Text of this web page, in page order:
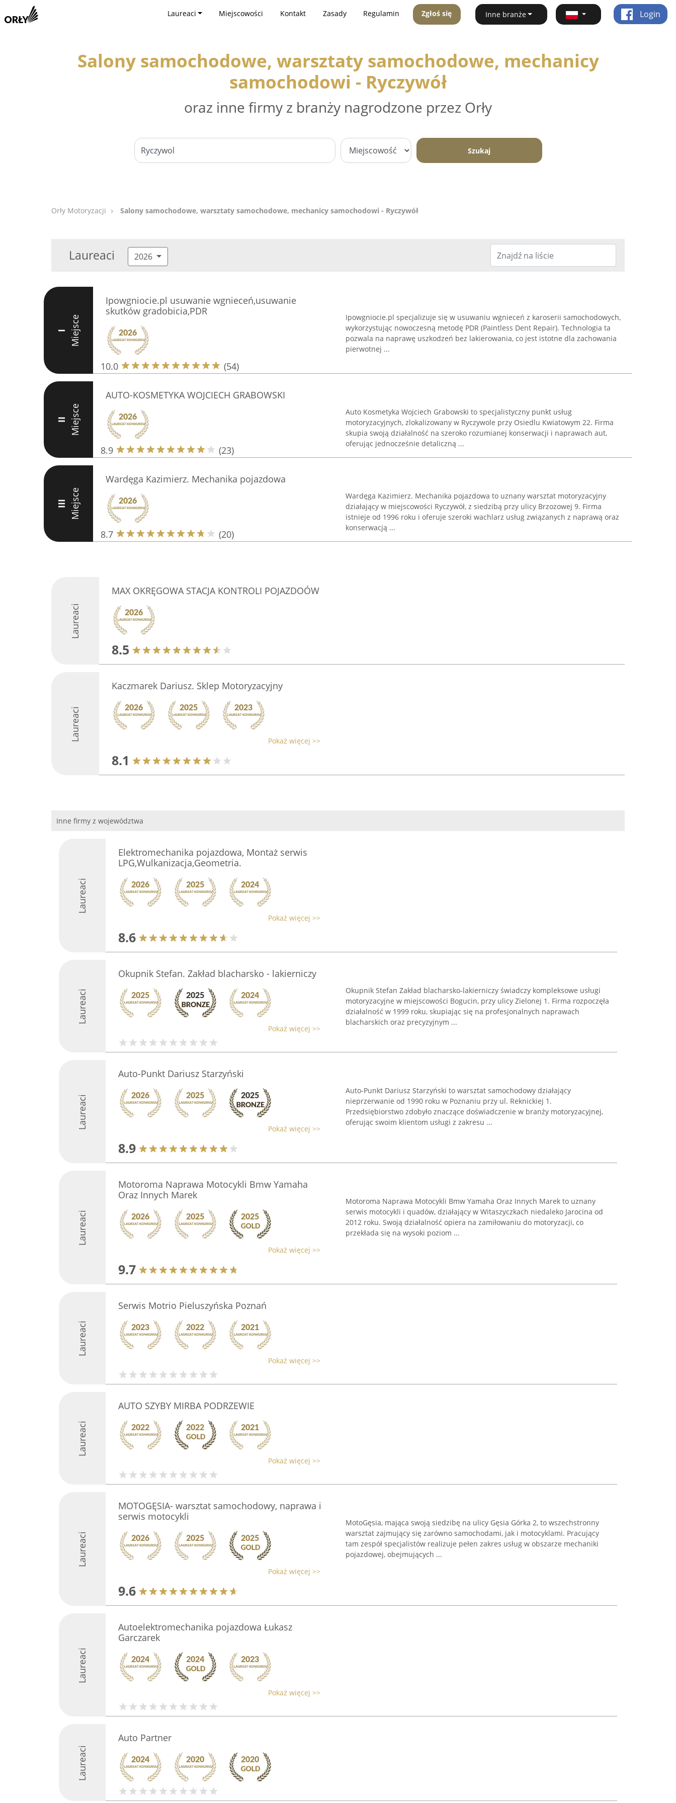
Laureaci Miejscowości Kontakt Zasady Regulamin Zgłoś się Inne branże Login
Salony samochodowe, warsztaty samochodowe, mechanicy
samochodowi - Ryczywół
oraz inne firmy z branży nagrodzone przez Orły
Szukaj
Orły Motoryzacji Salony samochodowe, warsztaty samochodowe, mechanicy samochodowi - Ryczywół
Laureaci 2026
I Miejsce
Ipowgniocie.pl usuwanie wgnieceń,usuwanie
skutków gradobicia,PDR
10.0 (54)
Ipowgniocie.pl specjalizuje się w usuwaniu wgnieceń z karoserii samochodowych,
wykorzystując nowoczesną metodę PDR (Paintless Dent Repair). Technologia ta
pozwala na naprawę uszkodzeń bez lakierowania, co jest istotne dla zachowania
pierwotnej ...
II Miejsce
AUTO-KOSMETYKA WOJCIECH GRABOWSKI
8.9 (23)
Auto Kosmetyka Wojciech Grabowski to specjalistyczny punkt usług
motoryzacyjnych, zlokalizowany w Ryczywole przy Osiedlu Kwiatowym 22. Firma
skupia swoją działalność na szeroko rozumianej konserwacji i naprawach aut,
oferując jednocześnie detaliczną ...
III Miejsce
Wardęga Kazimierz. Mechanika pojazdowa
8.7 (20)
Wardęga Kazimierz. Mechanika pojazdowa to uznany warsztat motoryzacyjny
działający w miejscowości Ryczywół, z siedzibą przy ulicy Brzozowej 9. Firma
istnieje od 1996 roku i oferuje szeroki wachlarz usług związanych z naprawą oraz
konserwacją ...
Laureaci
MAX OKRĘGOWA STACJA KONTROLI POJAZDOÓW
8.5
Laureaci
Kaczmarek Dariusz. Sklep Motoryzacyjny
Pokaż więcej >>
8.1
Inne firmy z województwa
Laureaci
Elektromechanika pojazdowa, Montaż serwis
LPG,Wulkanizacja,Geometria.
Pokaż więcej >>
8.6
Laureaci
Okupnik Stefan. Zakład blacharsko - lakierniczy
Pokaż więcej >>
Okupnik Stefan Zakład blacharsko-lakierniczy świadczy kompleksowe usługi
motoryzacyjne w miejscowości Bogucin, przy ulicy Zielonej 1. Firma rozpoczęła
działalność w 1999 roku, skupiając się na profesjonalnych naprawach
blacharskich oraz precyzyjnym ...
Laureaci
Auto-Punkt Dariusz Starzyński
Pokaż więcej >>
8.9
Auto-Punkt Dariusz Starzyński to warsztat samochodowy działający
nieprzerwanie od 1990 roku w Poznaniu przy ul. Reknickiej 1.
Przedsiębiorstwo zdobyło znaczące doświadczenie w branży motoryzacyjnej,
oferując swoim klientom usługi z zakresu ...
Laureaci
Motoroma Naprawa Motocykli Bmw Yamaha
Oraz Innych Marek
Pokaż więcej >>
9.7
Motoroma Naprawa Motocykli Bmw Yamaha Oraz Innych Marek to uznany
serwis motocykli i quadów, działający w Witaszyczkach niedaleko Jarocina od
2012 roku. Swoją działalność opiera na zamiłowaniu do motoryzacji, co
przekłada się na wysoki poziom ...
Laureaci
Serwis Motrio Pieluszyńska Poznań
Pokaż więcej >>
Laureaci
AUTO SZYBY MIRBA PODRZEWIE
Pokaż więcej >>
Laureaci
MOTOGĘSIA- warsztat samochodowy, naprawa i
serwis motocykli
Pokaż więcej >>
9.6
MotoGęsia, mająca swoją siedzibę na ulicy Gęsia Górka 2, to wszechstronny
warsztat zajmujący się zarówno samochodami, jak i motocyklami. Pracujący
tam zespół specjalistów realizuje pełen zakres usług w obszarze mechaniki
pojazdowej, obejmujących ...
Laureaci
Autoelektromechanika pojazdowa Łukasz
Garczarek
Pokaż więcej >>
Laureaci
Auto Partner